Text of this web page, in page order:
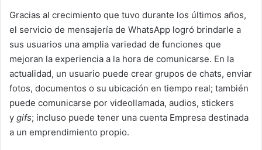
Gracias al crecimiento que tuvo durante los últimos años,
el servicio de mensajería de WhatsApp logró brindarle a
sus usuarios una amplia variedad de funciones que
mejoran la experiencia a la hora de comunicarse. En la
actualidad, un usuario puede crear grupos de chats, enviar
fotos, documentos o su ubicación en tiempo real; también
puede comunicarse por videollamada, audios, stickers
y gifs; incluso puede tener una cuenta Empresa destinada
a un emprendimiento propio.